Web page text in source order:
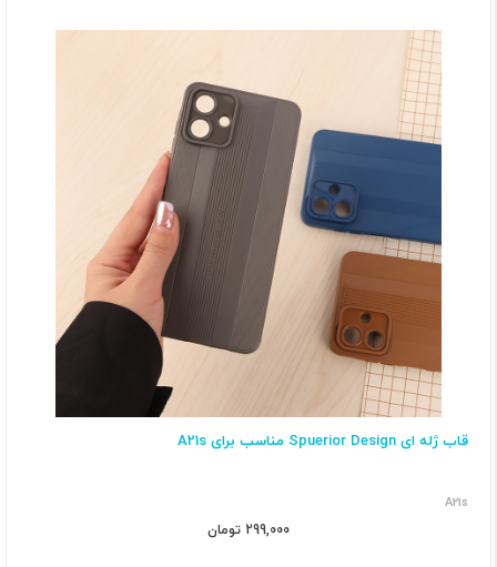
قاب ژله ای Spuerior Design مناسب برای A21s
A21s
299,000 تومان